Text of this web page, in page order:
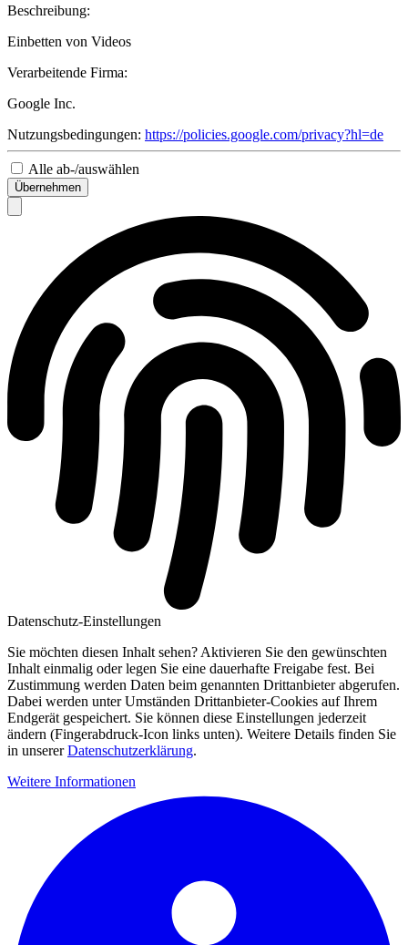
Beschreibung:
Einbetten von Videos
Verarbeitende Firma:
Google Inc.
Nutzungsbedingungen: https://policies.google.com/privacy?hl=de
Alle ab-/auswählen
Übernehmen
Datenschutz-Einstellungen
Sie möchten diesen Inhalt sehen? Aktivieren Sie den gewünschten
Inhalt einmalig oder legen Sie eine dauerhafte Freigabe fest. Bei
Zustimmung werden Daten beim genannten Drittanbieter abgerufen.
Dabei werden unter Umständen Drittanbieter-Cookies auf Ihrem
Endgerät gespeichert. Sie können diese Einstellungen jederzeit
ändern (Fingerabdruck-Icon links unten). Weitere Details finden Sie
in unsererDatenschutzerklärung.
Weitere Informationen